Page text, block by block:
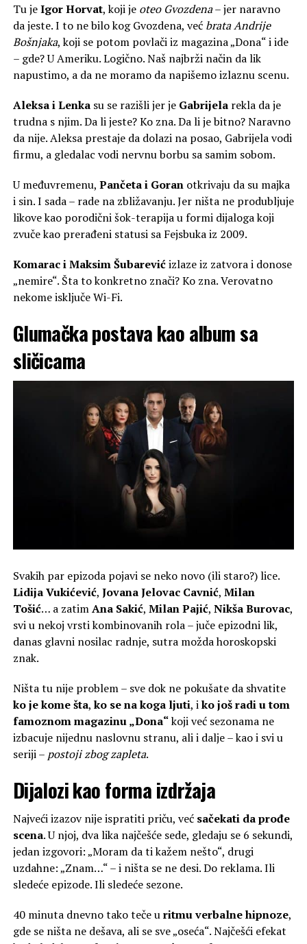
Tu jeIgor Horvat, koji je oteo Gvozdena– jer naravno
da jeste. I to ne bilo kog Gvozdena, već brata Andrije
Bošnjaka, koji se potom povlači iz magazina „Dona“ i ide
– gde? U Ameriku. Logično. Naš najbrži način da lik
napustimo, a da ne moramo da napišemo izlaznu scenu.
Aleksa i Lenkasu se razišli jer je Gabrijelarekla da je
trudna s njim. Da li jeste? Ko zna. Da li je bitno? Naravno
da nije. Aleksa prestaje da dolazi na posao, Gabrijela vodi
firmu, a gledalac vodi nervnu borbu sa samim sobom.
U međuvremenu, Pančeta i Goranotkrivaju da su majka
i sin. I sada – rade na zbližavanju. Jer ništa ne produbljuje
likove kao porodični šok-terapija u formi dijaloga koji
zvuče kao prerađeni statusi sa Fejsbuka iz 2009.
Komarac i Maksim Šubarevićizlaze iz zatvora i donose
„nemire“. Šta to konkretno znači? Ko zna. Verovatno
nekome isključe Wi-Fi.
Glumačka postava kao album sa
sličicama
Svakih par epizoda pojavi se neko novo (ili staro?) lice.
Lidija Vukićević, Jovana Jelovac Cavnić, Milan
Tošić… a zatimAna Sakić, Milan Pajić, Nikša Burovac,
svi u nekoj vrsti kombinovanih rola – juče epizodni lik,
danas glavni nosilac radnje, sutra možda horoskopski
znak.
Ništa tu nije problem – sve dok ne pokušate da shvatite
ko je kome šta,ko se na koga ljuti, iko još radi u tom
famoznom magazinu „Dona“koji već sezonama ne
izbacuje nijednu naslovnu stranu, ali i dalje – kao i svi u
seriji – postoji zbog zapleta.
Dijalozi kao forma izdržaja
Najveći izazov nije ispratiti priču, već sačekati da prođe
scena. U njoj, dva lika najčešće sede, gledaju se 6 sekundi,
jedan izgovori: „Moram da ti kažem nešto“, drugi
uzdahne: „Znam…“ – i ništa se ne desi. Do reklama. Ili
sledeće epizode. Ili sledeće sezone.
40 minuta dnevno tako teče uritmu verbalne hipnoze,
gde se ništa ne dešava, ali se sve „oseća“. Najčešći efekat